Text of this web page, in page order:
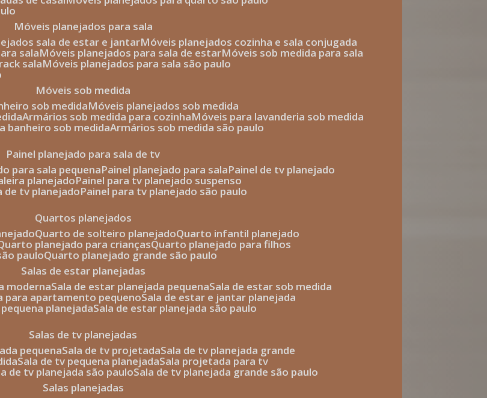
móveis planejados para sala
sala de estar e jantar móveis planejados cozinha e sala conjugada
sala móveis planejados para sala de estar móveis sob medida para sala
sala móveis planejados para sala são paulo
móveis sob medida
sob medida móveis planejados sob medida
armários sob medida para cozinha móveis para lavanderia sob medida
banheiro sob medida armários sob medida são paulo
painel planejado para sala de tv
para sala pequena painel planejado para sala painel de tv planejado
planejado painel para tv planejado suspenso
de tv planejado painel para tv planejado são paulo
quartos planejados
quarto de solteiro planejado quarto infantil planejado
quarto planejado para crianças quarto planejado para filhos
paulo
quarto planejado grande são paulo
salas de estar planejadas
moderna sala de estar planejada pequena sala de estar sob medida
para apartamento pequeno sala de estar e jantar planejada
pequena planejada sala de estar planejada são paulo
salas de tv planejadas
pequena sala de tv projetada sala de tv planejada grande
sala de tv pequena planejada sala projetada para tv
de tv planejada são paulo sala de tv planejada grande são paulo
salas planejadas